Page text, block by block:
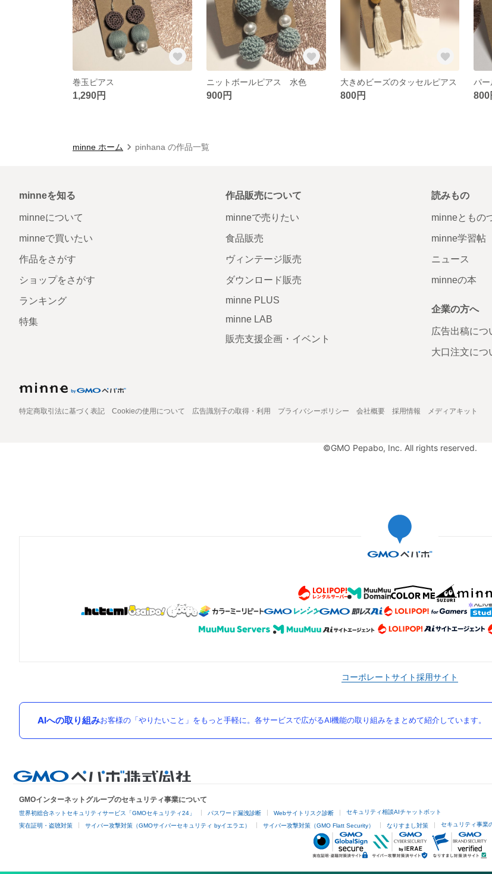
巻玉ピアス
1,290円
ニットボールピアス 水色
900円
大きめビーズのタッセルピアス
800円
パー
800
minne ホーム pinhana の作品一覧
minneを知る
minneについて
minneで買いたい
作品をさがす
ショップをさがす
ランキング
特集
作品販売について
minneで売りたい
食品販売
ヴィンテージ販売
ダウンロード販売
minne PLUS
minne LAB
販売支援企画・イベント
読みもの
minneともの
minne学習帖
ニュース
minneの本
企業の方へ
広告出稿につ
大口注文につ
特定商取引法に基づく表記 Cookieの使用について 広告識別子の取得・利用 プライバシーポリシー 会社概要 採用情報 メディアキット
©GMO Pepabo, Inc. All rights reserved.
コーポレートサイト採用サイト
AIへの取り組みお客様の「やりたいこと」をもっと手軽に。各サービスで広がるAI機能の取り組みをまとめて紹介しています。
GMOインターネットグループのセキュリティ事業について
世界初総合ネットセキュリティサービス「GMOセキュリティ24」 パスワード漏洩診断 Webサイトリスク診断 セキュリティ相談AIチャットボット
実在証明・盗聴対策 サイバー攻撃対策（GMOサイバーセキュリティ byイエラエ） サイバー攻撃対策（GMO Flatt Security） なりすまし対策 セキュリティ事業